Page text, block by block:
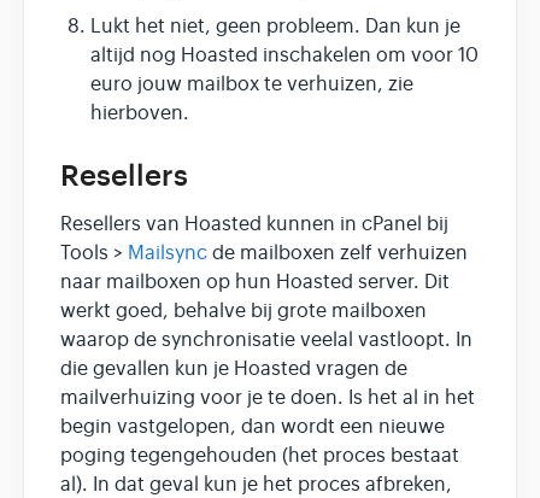
Lukt het niet, geen probleem. Dan kun je
altijd nog Hoasted inschakelen om voor 10
euro jouw mailbox te verhuizen, zie
hierboven.
Resellers
Resellers van Hoasted kunnen in cPanel bij
Tools > Mailsync de mailboxen zelf verhuizen
naar mailboxen op hun Hoasted server. Dit
werkt goed, behalve bij grote mailboxen
waarop de synchronisatie veelal vastloopt. In
die gevallen kun je Hoasted vragen de
mailverhuizing voor je te doen. Is het al in het
begin vastgelopen, dan wordt een nieuwe
poging tegengehouden (het proces bestaat
al). In dat geval kun je het proces afbreken,